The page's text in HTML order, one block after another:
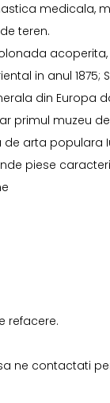
medicala,
teren.
acoperita,
in anul 1875;
din Europa
primul muzeu
de arta populara
piese
refacere.
ne contactati